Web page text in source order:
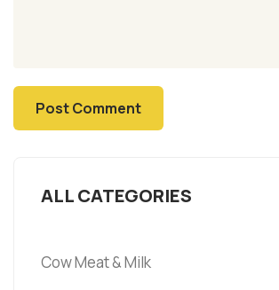
ALL CATEGORIES
Cow Meat & Milk